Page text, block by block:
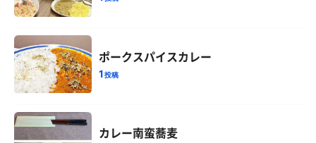
ポークスパイスカレー
1投稿
カレー南蛮蕎麦